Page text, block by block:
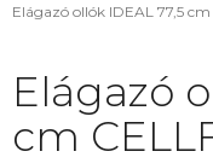
Elágazó ollók IDEAL 77,5 cm
Elágazó
cm